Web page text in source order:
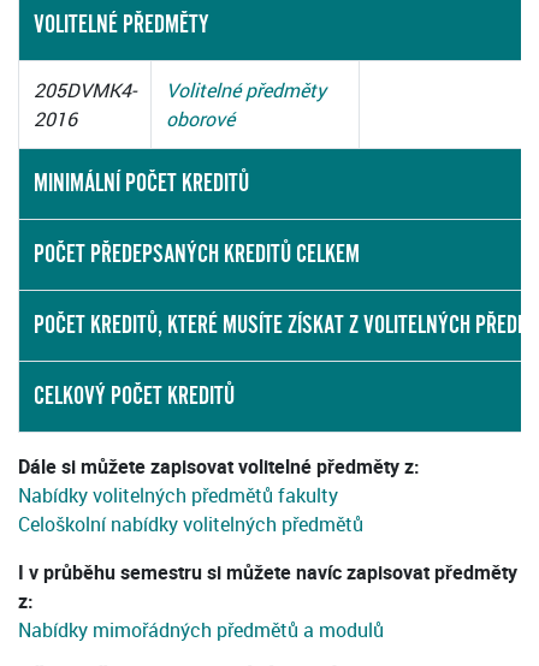
VOLITELNÉ PŘEDMĚTY
205DVMK4-
2016
Volitelné předměty
oborové
MINIMÁLNÍ POČET KREDITŮ
POČET PŘEDEPSANÝCH KREDITŮ CELKEM
POČET KREDITŮ, KTERÉ MUSÍTE ZÍSKAT Z VOLITELNÝCH
CELKOVÝ POČET KREDITŮ
Dále si můžete zapisovat volitelné předměty z:
Nabídky volitelných předmětů fakulty
Celoškolní nabídky volitelných předmětů
I v průběhu semestru si můžete navíc zapisovat předměty
z:
Nabídky mimořádných předmětů a modulů